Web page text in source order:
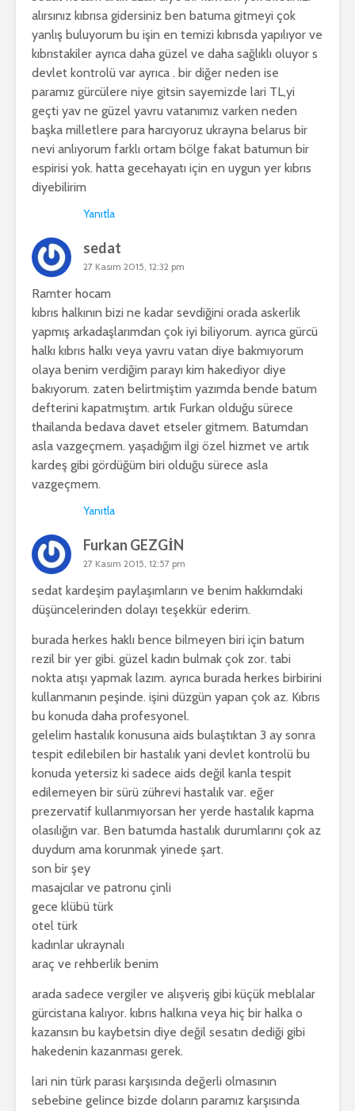
alırsınız kıbrısa gidersiniz ben batuma gitmeyi çok
yanlış buluyorum bu işin en temizi kıbrısda yapılıyor ve
kıbrıstakiler ayrıca daha güzel ve daha sağlıklı oluyor s
devlet kontrolü var ayrıca . bir diğer neden ise
paramız gürcülere niye gitsin sayemizde lari TL,yi
geçti yav ne güzel yavru vatanımız varken neden
başka milletlere para harcıyoruz ukrayna belarus bir
nevi anlıyorum farklı ortam bölge fakat batumun bir
espirisi yok. hatta gecehayatı için en uygun yer kıbrıs
diyebilirim
Yanıtla
sedat
27 Kasım 2015, 12:32 pm
Ramter hocam
kıbrıs halkının bizi ne kadar sevdiğini orada askerlik
yapmış arkadaşlarımdan çok iyi biliyorum. ayrıca gürcü
halkı kıbrıs halkı veya yavru vatan diye bakmıyorum
olaya benim verdiğim parayı kim hakediyor diye
bakıyorum. zaten belirtmiştim yazımda bende batum
defterini kapatmıştım. artık Furkan olduğu sürece
thailanda bedava davet etseler gitmem. Batumdan
asla vazgeçmem. yaşadığım ilgi özel hizmet ve artık
kardeş gibi gördüğüm biri olduğu sürece asla
vazgeçmem.
Yanıtla
Furkan GEZGİN
27 Kasım 2015, 12:57 pm
sedat kardeşim paylaşımların ve benim hakkımdaki
düşüncelerinden dolayı teşekkür ederim.
burada herkes haklı bence bilmeyen biri için batum
rezil bir yer gibi. güzel kadın bulmak çok zor. tabi
nokta atışı yapmak lazım. ayrıca burada herkes birbirini
kullanmanın peşinde. işini düzgün yapan çok az. Kıbrıs
bu konuda daha profesyonel.
gelelim hastalık konusuna aids bulaştıktan 3 ay sonra
tespit edilebilen bir hastalık yani devlet kontrolü bu
konuda yetersiz ki sadece aids değil kanla tespit
edilemeyen bir sürü zührevi hastalık var. eğer
prezervatif kullanmıyorsan her yerde hastalık kapma
olasılığın var. Ben batumda hastalık durumlarını çok az
duydum ama korunmak yinede şart.
son bir şey
masajcılar ve patronu çinli
gece klübü türk
otel türk
kadınlar ukraynalı
araç ve rehberlik benim
arada sadece vergiler ve alışveriş gibi küçük meblalar
gürcistana kalıyor. kıbrıs halkına veya hiç bir halka o
kazansın bu kaybetsin diye değil sesatın dediği gibi
hakedenin kazanması gerek.
lari nin türk parası karşısında değerli olmasının
sebebine gelince bizde doların paramız karşısında